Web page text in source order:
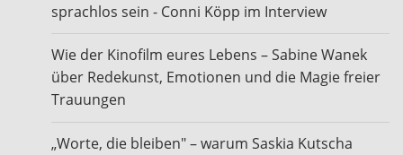
sprachlos sein - Conni Köpp im Interview
Wie der Kinofilm eures Lebens – Sabine Wanek
über Redekunst, Emotionen und die Magie freier
Trauungen
„Worte, die bleiben" – warum Saskia Kutscha